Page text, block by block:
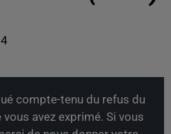
compte-tenu du refus du
avez exprimé. Si vous